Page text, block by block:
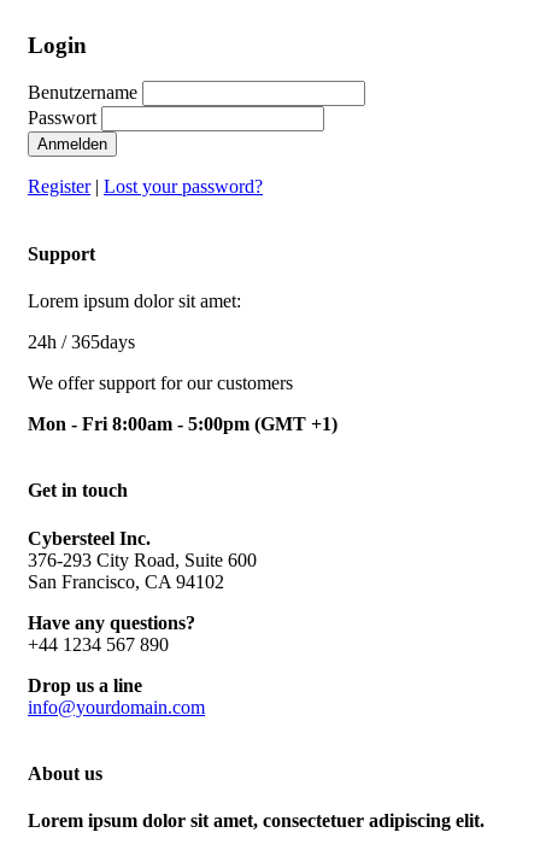
Login
Benutzername
Passwort
Anmelden
Register| Lost your password?
Support
Lorem ipsum dolor sit amet:
24h / 365days
We offer support for our customers
Mon - Fri 8:00am - 5:00pm (GMT +1)
Get in touch
Cybersteel Inc.
376-293 City Road, Suite 600
San Francisco, CA 94102
Have any questions?
+44 1234 567 890
Drop us a line
info@yourdomain.com
About us
Lorem ipsum dolor sit amet, consectetuer adipiscing elit.